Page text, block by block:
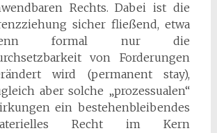
Rechts. Dabei ist die
sicher fließend, etwa
formal nur die
von Forderungen
wird (permanent stay),
aber solche „prozessualen“
ein bestehenbleibendes
Recht im Kern